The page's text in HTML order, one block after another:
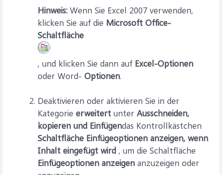
Hinweis: Wenn Sie Excel 2007 verwenden,
klicken Sie auf die Microsoft Office-
Schaltfläche
, und klicken Sie dann auf Excel-Optionen
oder Word- Optionen.
Deaktivieren oder aktivieren Sie in der
Kategorie erweitert unter Ausschneiden,
kopieren und Einfügendas Kontrollkästchen
Schaltfläche Einfügeoptionen anzeigen, wenn
Inhalt eingefügt wird , um die Schaltfläche
Einfügeoptionen anzeigen anzuzeigen oder